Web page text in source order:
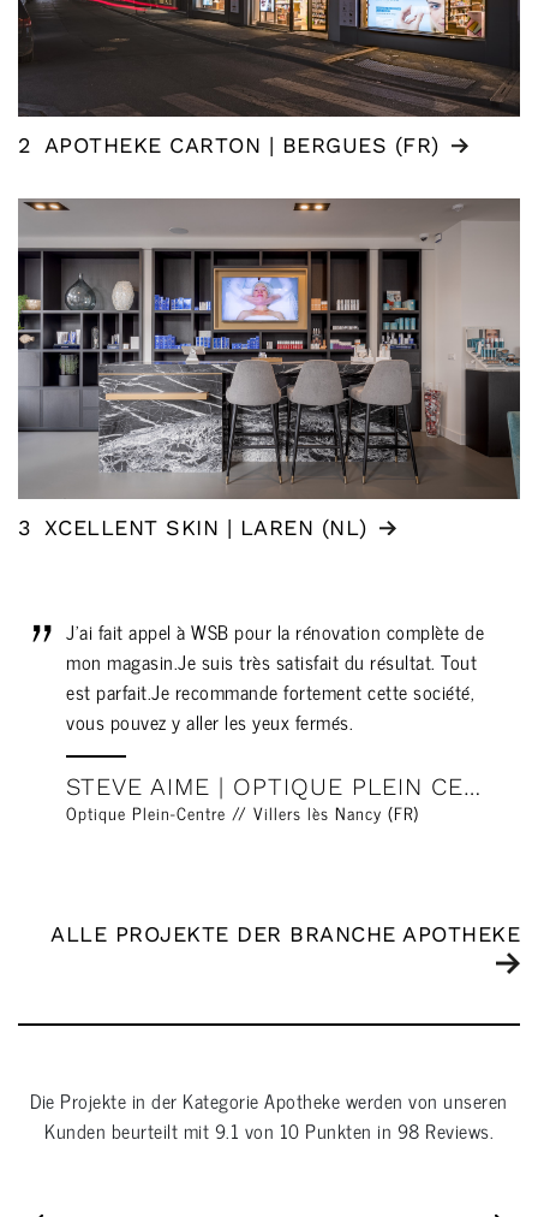
2 APOTHEKE CARTON | BERGUES (FR)
3 XCELLENT SKIN | LAREN (NL)
J'ai fait appel à WSB pour la rénovation complète de
mon magasin.Je suis très satisfait du résultat. Tout
est parfait.Je recommande fortement cette société,
vous pouvez y aller les yeux fermés.
STEVE AIME | OPTIQUE PLEIN CENTRE // VILLERS LÈS NANCY (FR)
Optique Plein-Centre // Villers lès Nancy (FR)
ALLE PROJEKTE DER BRANCHE APOTHEKE
Die Projekte in der KategorieApothekewerden von unseren
Kunden beurteilt mit9.1 von 10 Punkten in 98 Reviews.